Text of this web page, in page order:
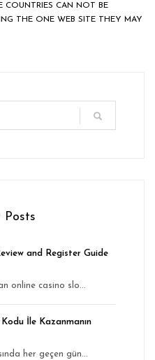
COUNTRIES CAN NOT BE
THE ONE WEB SITE THEY MAY
Posts
and Register Guide
online casino slo...
Kodu İle Kazanmanın
her geçen gün...